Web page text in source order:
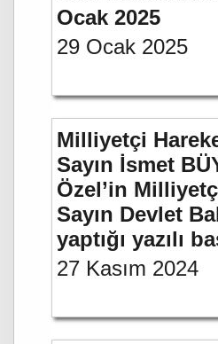
Ocak 2025
29 Ocak 2025
Milliyetçi
Sayın İsmet
Özel’in
Sayın Devlet
yaptığı yazılı
27 Kasım 2024